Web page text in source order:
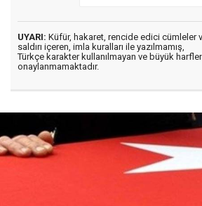
UYARI: Küfür, hakaret, rencide edici cümleler
saldırı içeren, imla kuralları ile yazılmamış,
Türkçe karakter kullanılmayan ve büyük
onaylanmamaktadır.